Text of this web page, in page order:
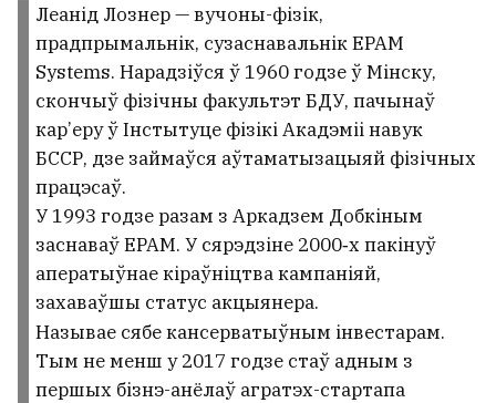
Леанід Лознер — вучоны-фізік,
прадпрымальнік, сузаснавальнік EPAM
Systems. Нарадзіўся ў 1960 годзе ў Мінску,
скончыў фізічны факультэт БДУ, пачынаў
кар’еру ў Інстытуце фізікі Акадэміі навук
БССР, дзе займаўся аўтаматызацыяй фізічных
працэсаў.
У 1993 годзе разам з Аркадзем Добкіным
заснаваў EPAM. У сярэдзіне 2000‑х пакінуў
аператыўнае кіраўніцтва кампаніяй,
захаваўшы статус акцыянера.
Называе сябе кансерватыўным інвестарам.
Тым не менш у 2017 годзе стаў адным з
першых бізнэ-анёлаў агратэх-стартапа